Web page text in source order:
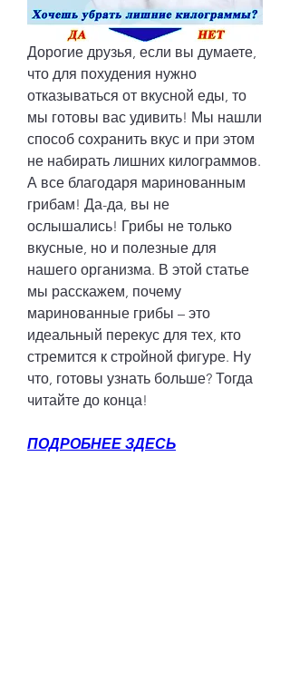
Дорогие друзья, если вы думаете,
что для похудения нужно
отказываться от вкусной еды, то
мы готовы вас удивить! Мы нашли
способ сохранить вкус и при этом
не набирать лишних килограммов.
А все благодаря маринованным
грибам! Да-да, вы не
ослышались! Грибы не только
вкусные, но и полезные для
нашего организма. В этой статье
мы расскажем, почему
маринованные грибы – это
идеальный перекус для тех, кто
стремится к стройной фигуре. Ну
что, готовы узнать больше? Тогда
читайте до конца!
ПОДРОБНЕЕ ЗДЕСЬ